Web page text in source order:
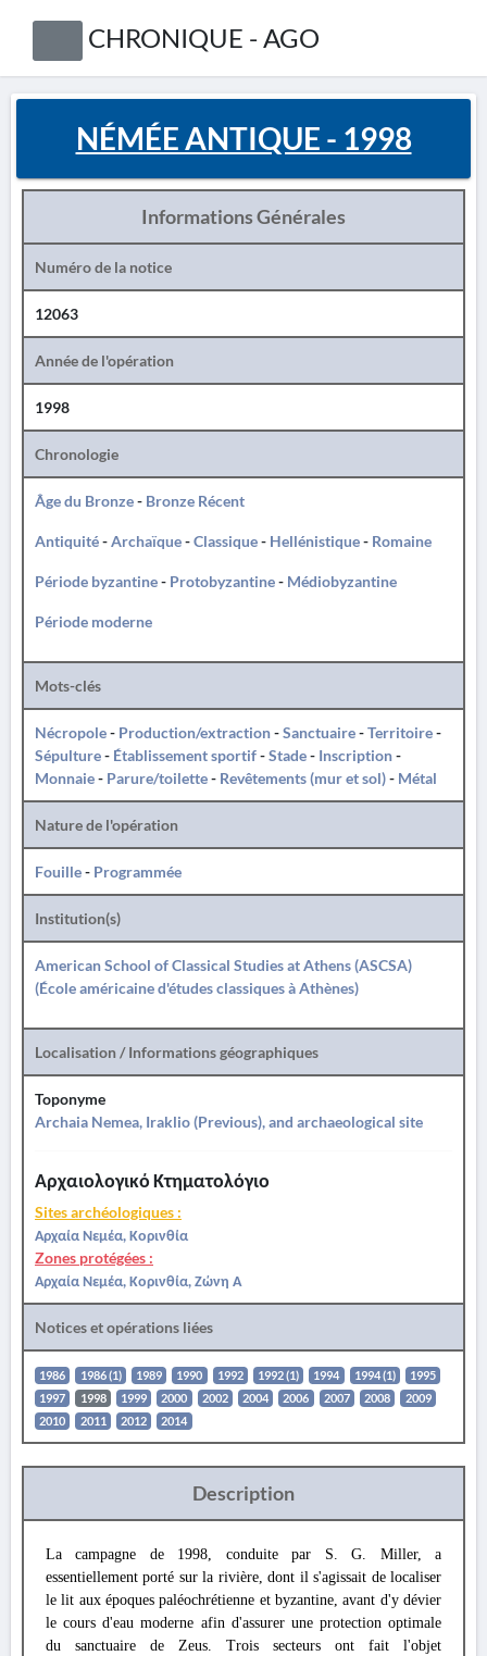
CHRONIQUE - AGO
NÉMÉE ANTIQUE - 1998
Informations Générales
Numéro de la notice
12063
Année de l'opération
1998
Chronologie
Âge du Bronze- Bronze Récent
Antiquité-Archaïque-Classique- Hellénistique- Romaine
Période byzantine- Protobyzantine- Médiobyzantine
Période moderne
Mots-clés
Nécropole- Production/extraction-Sanctuaire-Territoire-
Sépulture- Établissement sportif-Stade- Inscription-
Monnaie- Parure/toilette- Revêtements (mur et sol)- Métal
Nature de l'opération
Fouille- Programmée
Institution(s)
American School of Classical Studies at Athens (ASCSA)
(École américaine d'études classiques à Athènes)
Localisation / Informations géographiques
Toponyme
Archaia Nemea, Iraklio (Previous), and archaeological site
Αρχαιολογικό Κτηματολόγιο
Sites archéologiques :
Αρχαία Νεμέα, Κορινθία
Zones protégées :
Αρχαία Νεμέα, Κορινθία, Ζώνη Α
Notices et opérations liées
1986 1986 (1) 1989 1990 1992 1992 (1) 1994 1994 (1)
1995
1997
1998 1999 2000 2002 2004 2006 2007 2008
2009
2010
2011 2012 2014
Description
La campagne de 1998, conduite par S. G. Miller, a
essentiellement porté sur la rivière, dont il s'agissait de localiser
le lit aux époques paléochrétienne et byzantine, avant d'y dévier
le cours d'eau moderne afin d'assurer une protection optimale
du sanctuaire de Zeus. Trois secteurs ont fait l'objet